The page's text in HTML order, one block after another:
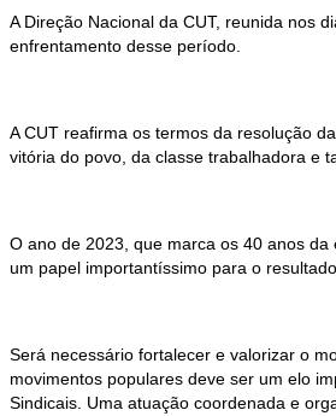
A Direção Nacional da CUT, reunida nos
enfrentamento desse período.
A CUT reafirma os termos da resolução
vitória do povo, da classe trabalhadora e
O ano de 2023, que marca os 40 anos
um papel importantíssimo para o
Será necessário fortalecer e valorizar o
movimentos populares deve ser um elo
Sindicais. Uma atuação coordenada e